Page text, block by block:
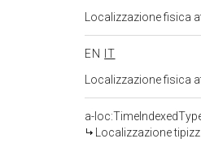
Localizzazione fisica
EN
IT
Localizzazione fisica
a-
Localizzazione